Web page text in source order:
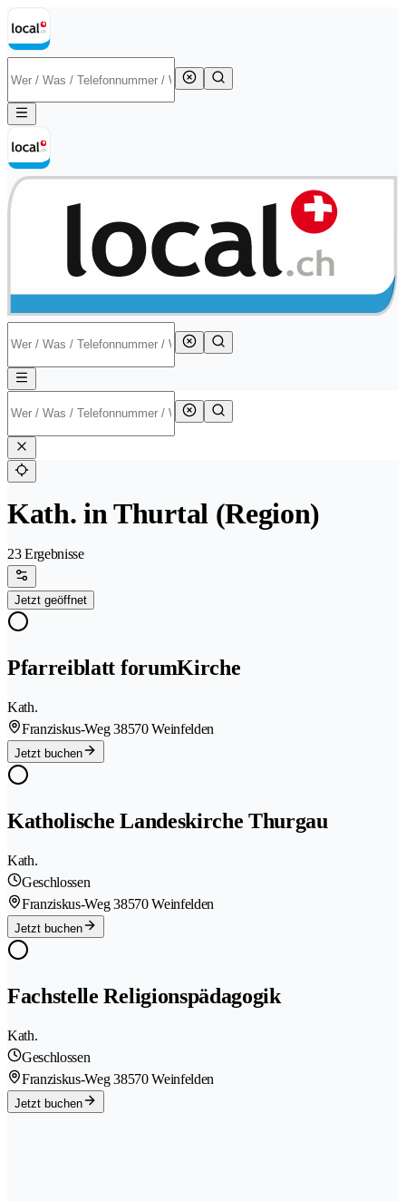
Kath. in Thurtal (Region)
23 Ergebnisse
Jetzt geöffnet
Pfarreiblatt forumKirche
Kath.
Franziskus-Weg 38570 Weinfelden
Jetzt buchen
Katholische Landeskirche Thurgau
Kath.
Geschlossen
Franziskus-Weg 38570 Weinfelden
Jetzt buchen
Fachstelle Religionspädagogik
Kath.
Geschlossen
Franziskus-Weg 38570 Weinfelden
Jetzt buchen